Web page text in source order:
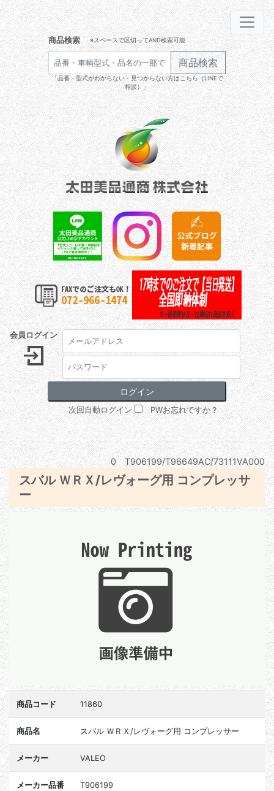
商品検索 ※スペースで区切ってAND検索可能
商品検索
「品番・型式がわからない・見つからない方はこちら（LINEで
相談）」
会員ログイン
次回自動ログイン PWお忘れですか？
0 T906199/T96649AC/73111VA000
スバル ＷＲＸ/レヴォーグ用 コンプレッサ
ー
商品コード 11860
商品名 スバル ＷＲＸ/レヴォーグ用 コンプレッサー
メーカー VALEO
メーカー品番
T906199